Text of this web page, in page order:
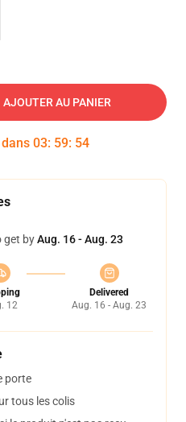
AJOUTER AU PANIER
03: 59: 53
get byAug. 16 - Aug. 23
12
Delivered
Aug. 16 - Aug. 23
porte
tous les colis